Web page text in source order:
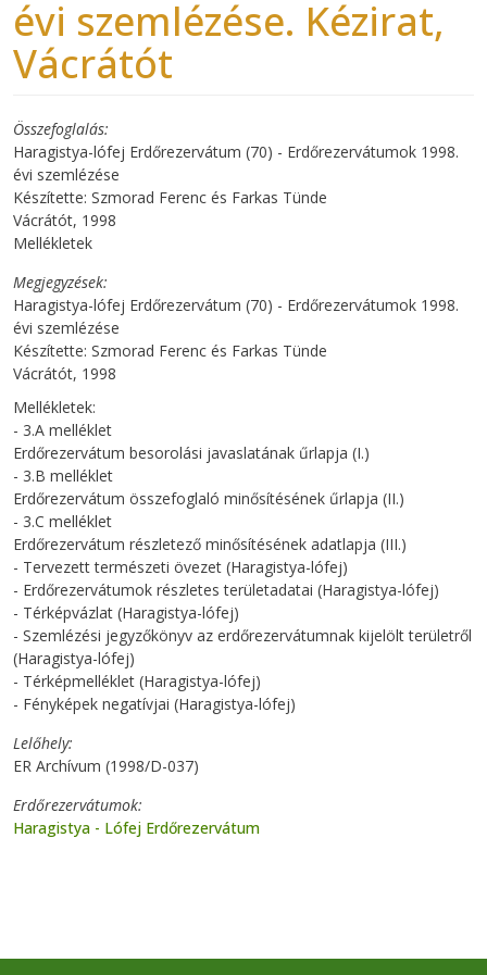
évi szemlézése. Kézirat,
Vácrátót
Összefoglalás
Haragistya-lófej Erdőrezervátum (70) - Erdőrezervátumok 1998.
évi szemlézése
Készítette: Szmorad Ferenc és Farkas Tünde
Vácrátót, 1998
Mellékletek
Megjegyzések
Haragistya-lófej Erdőrezervátum (70) - Erdőrezervátumok 1998.
évi szemlézése
Készítette: Szmorad Ferenc és Farkas Tünde
Vácrátót, 1998
Mellékletek:
- 3.A melléklet
Erdőrezervátum besorolási javaslatának űrlapja (I.)
- 3.B melléklet
Erdőrezervátum összefoglaló minősítésének űrlapja (II.)
- 3.C melléklet
Erdőrezervátum részletező minősítésének adatlapja (III.)
- Tervezett természeti övezet (Haragistya-lófej)
- Erdőrezervátumok részletes területadatai (Haragistya-lófej)
- Térképvázlat (Haragistya-lófej)
- Szemlézési jegyzőkönyv az erdőrezervátumnak kijelölt területről
(Haragistya-lófej)
- Térképmelléklet (Haragistya-lófej)
- Fényképek negatívjai (Haragistya-lófej)
Lelőhely
ER Archívum (1998/D-037)
Erdőrezervátumok
Haragistya - Lófej Erdőrezervátum